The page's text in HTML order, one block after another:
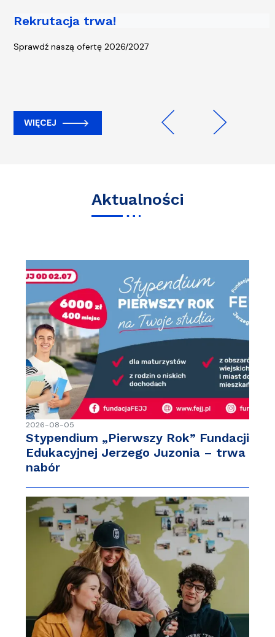
Rekrutacja trwa!
Sprawdź naszą ofertę 2026/2027
WIĘCEJ
Piąta edycja kampanii „Rowerem na
WIĘCEJ
Aktualności
2026-08-05
Stypendium „Pierwszy Rok” Fundacji
Edukacyjnej Jerzego Juzonia – trwa
nabór